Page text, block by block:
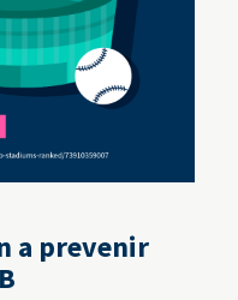
a prevenir